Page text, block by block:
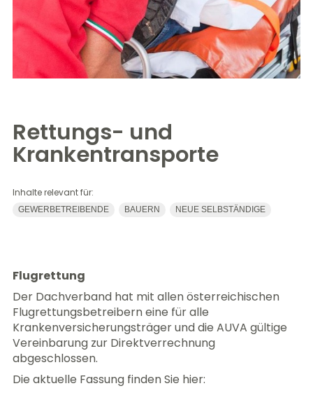
Rettungs- und
Krankentransporte
Inhalte relevant für:
GEWERBETREIBENDE BAUERN NEUE SELBSTÄNDIGE
Flugrettung
Der Dachverband hat mit allen österreichischen
Flugrettungsbetreibern eine für alle
Krankenversicherungsträger und die AUVA gültige
Vereinbarung zur Direktverrechnung
abgeschlossen.
Die aktuelle Fassung finden Sie hier: